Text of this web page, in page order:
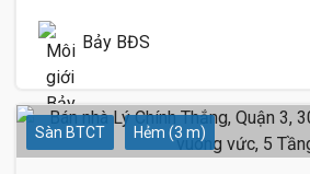
Bảy BĐS
Sàn BTCT Hẻm (3 m)